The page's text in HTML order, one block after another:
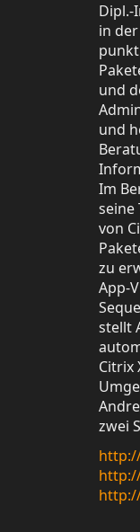
Dipl.-
in
und
und
Im
seine
von
zu
App-
stellt
Citrix
zwei